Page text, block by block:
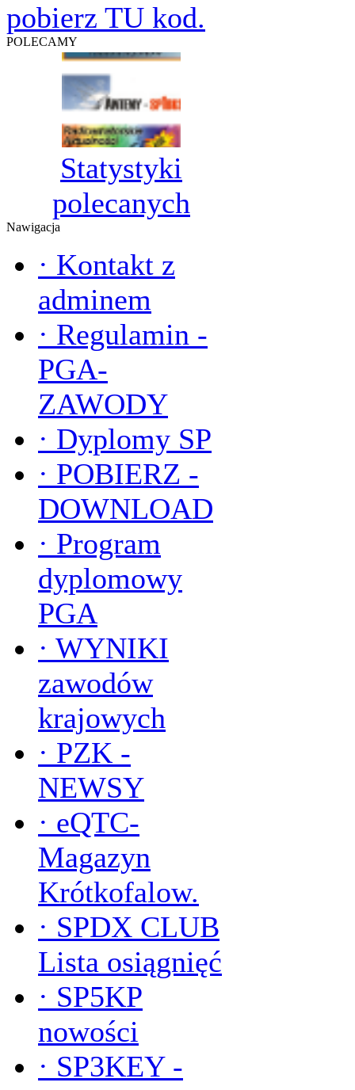
pobierz TU kod.
POLECAMY
Statystyki
polecanych
Nawigacja
· Kontakt z
adminem
· Regulamin -
PGA-
ZAWODY
· Dyplomy SP
· POBIERZ -
DOWNLOAD
· Program
dyplomowy
PGA
· WYNIKI
zawodów
krajowych
· PZK -
NEWSY
· eQTC-
Magazyn
Krótkofalow.
· SPDX CLUB
Lista osiągnięć
· SP5KP
nowości
· SP3KEY -